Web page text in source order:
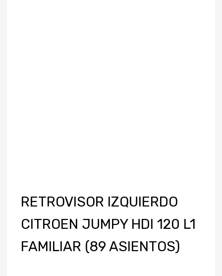
RETROVISOR IZQUIERDO
CITROEN JUMPY HDI 120 L1
FAMILIAR (89 ASIENTOS)